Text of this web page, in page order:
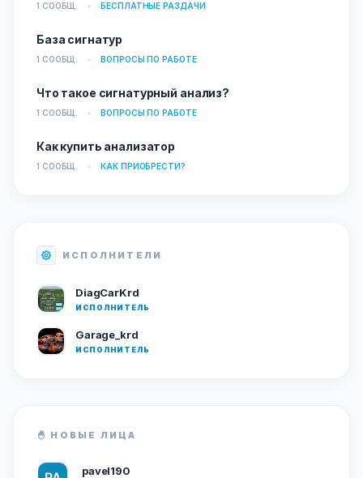
1 СООБЩ. БЕСПЛАТНЫЕ РАЗДАЧИ
База сигнатур
1 СООБЩ. ВОПРОСЫ ПО РАБОТЕ
Что такое сигнатурный анализ?
1 СООБЩ. ВОПРОСЫ ПО РАБОТЕ
Как купить анализатор
1 СООБЩ. КАК ПРИОБРЕСТИ?
ИСПОЛНИТЕЛИ
DiagCarKrd
ИСПОЛНИТЕЛЬ
Garage_krd
ИСПОЛНИТЕЛЬ
🐣 НОВЫЕ ЛИЦА
pavel190